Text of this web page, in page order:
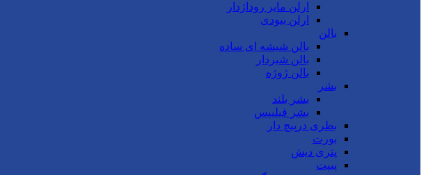
ارلن مایر روداژدار
ارلن بیودی
بالن
بالن شیشه ای ساده
بالن شیردار
بالن ژوژه
بشر
بشر بلند
بشر فیلیپس
بطری درپیچ دار
بورت
پتری دیش
پیپت